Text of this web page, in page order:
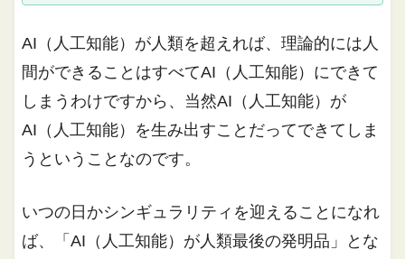
AI（人工知能）が人類を超えれば、理論的には人
間ができることはすべてAI（人工知能）にできて
しまうわけですから、当然AI（人工知能）が
AI（人工知能）を生み出すことだってできてしま
うということなのです。
いつの日かシンギュラリティを迎えることになれ
ば、「AI（人工知能）が人類最後の発明品」とな